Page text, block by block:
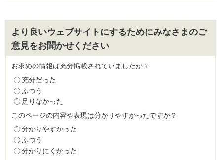
より良いウェブサイトにするためにみなさまのご
意見をお聞かせください
お求めの情報は充分掲載されていましたか？
充分だった
ふつう
足りなかった
このページの内容や表現は分かりやすかったですか？
分かりやすかった
ふつう
分かりにくかった